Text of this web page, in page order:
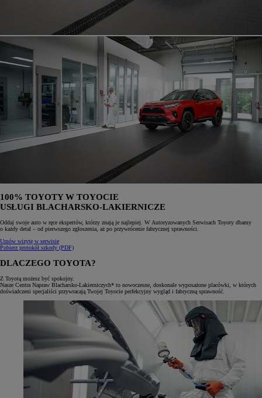
100% TOYOTY W TOYOCIE
USŁUGI BLACHARSKO-LAKIERNICZE
Oddaj swoje auto w ręce ekspertów, którzy znają je najlepiej. W Autoryzowanych Serwisach Toyoty dbamy
o każdy detal – od pierwszego zgłoszenia, aż po przywrócenie fabrycznej sprawności.
Umów wizytę w serwisie
Pobierz protokół szkody (PDF)
DLACZEGO TOYOTA?
Z Toyotą możesz być spokojny.
Nasze Centra Napraw Blacharsko-Lakierniczych* to nowoczesne, doskonale wyposażone placówki, w których
doświadczeni specjaliści przywracają Twojej Toyocie perfekcyjny wygląd i fabryczną sprawność.